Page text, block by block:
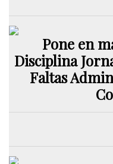
Pone en
Disciplina
Faltas